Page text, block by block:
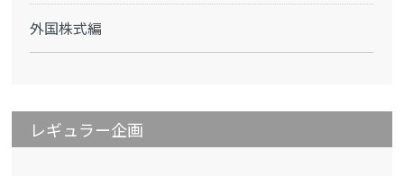
外国株式編
レギュラー企画